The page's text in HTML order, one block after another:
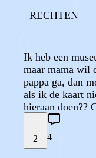
RECHTEN
Ik heb een
maar mama wil
pappa ga, dan
als ik de kaart
hieraan doen??
2 4